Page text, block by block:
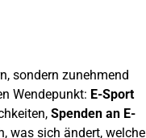
sondern zunehmend
Wendepunkt: E-Sport
Spenden an E-
was sich ändert, welche